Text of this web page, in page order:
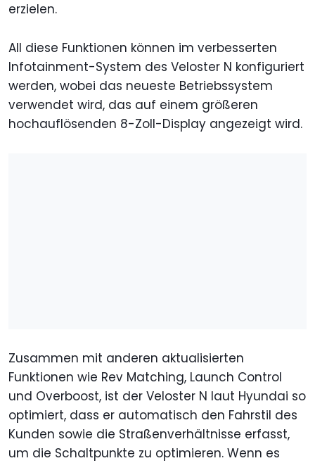
erzielen.
All diese Funktionen können im verbesserten
Infotainment-System des Veloster N konfiguriert
werden, wobei das neueste Betriebssystem
verwendet wird, das auf einem größeren
hochauflösenden 8-Zoll-Display angezeigt wird.
Zusammen mit anderen aktualisierten
Funktionen wie Rev Matching, Launch Control
und Overboost, ist der Veloster N laut Hyundai so
optimiert, dass er automatisch den Fahrstil des
Kunden sowie die Straßenverhältnisse erfasst,
um die Schaltpunkte zu optimieren. Wenn es